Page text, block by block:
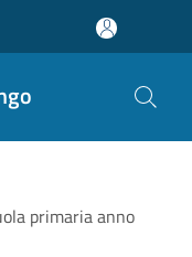
primaria anno